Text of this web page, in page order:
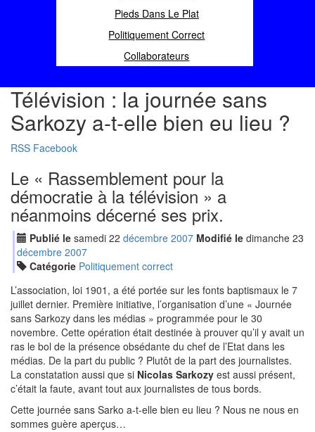
Pieds Dans Le Plat
Politiquement Correct
Collaborateurs
Télévision : la journée sans
Sarkozy a-t-elle bien eu lieu ?
RSS Facebook
Le « Rassemblement pour la
démocratie à la télévision » a
néanmoins décerné ses prix.
Publié le samedi 22 décembre 2007 Modifié le dimanche 23
décembre 2007
Catégorie Politiquement correct
L’association, loi 1901, a été portée sur les fonts baptismaux le 7
juillet dernier. Première initiative, l’organisation d’une « Journée
sans Sarkozy dans les médias » programmée pour le 30
novembre. Cette opération était destinée à prouver qu’il y avait un
ras le bol de la présence obsédante du chef de l’Etat dans les
médias. De la part du public ? Plutôt de la part des journalistes.
La constatation aussi que si Nicolas Sarkozy est aussi présent,
c’était la faute, avant tout aux journalistes de tous bords.
Cette journée sans Sarko a-t-elle bien eu lieu ? Nous ne nous en
sommes guère aperçus…